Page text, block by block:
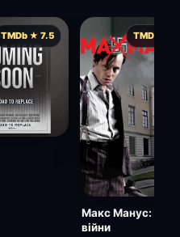
TMDb ★ 7.5 TMDb ★
Макс Манус:
війни